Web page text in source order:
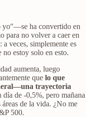
yo"—se ha convertido en
para no volver a caer en
a veces, simplemente es
estoy solo en esto.
aumenta, luego
que lo que
trayectoria
de -0,5%, pero mañana
de la vida. ¿No me
500.